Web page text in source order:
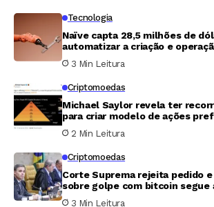
Tecnologia
Naïve capta 28,5 milhões de
automatizar a criação e
com agentes de inteligência
3 Min Leitura
Criptomoedas
Michael Saylor revela ter
para criar modelo de ações
Strategy e captar US$ 15 bilhões
2 Min Leitura
Criptomoedas
Corte Suprema rejeita pedido
sobre golpe com bitcoin segue
3 Min Leitura